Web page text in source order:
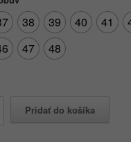
38 39 40 41
47 48
Pridať do košíka